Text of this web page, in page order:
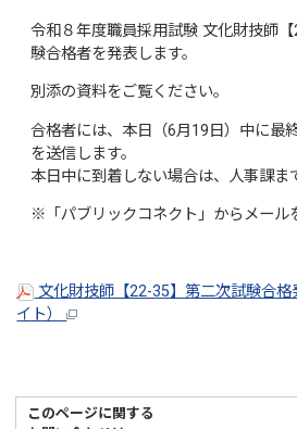
令和８年度職員採用試験 文化財技師
験合格者を発表します。
別添の資料をご覧ください。
合格者には、本日（6月19日）中に最
を送信します。
本日中に到着しない場合は、人事課ま
※「パブリックコネクト」からメール
文化財技師【22-35】第二次試験合格
イト）
このページに関する